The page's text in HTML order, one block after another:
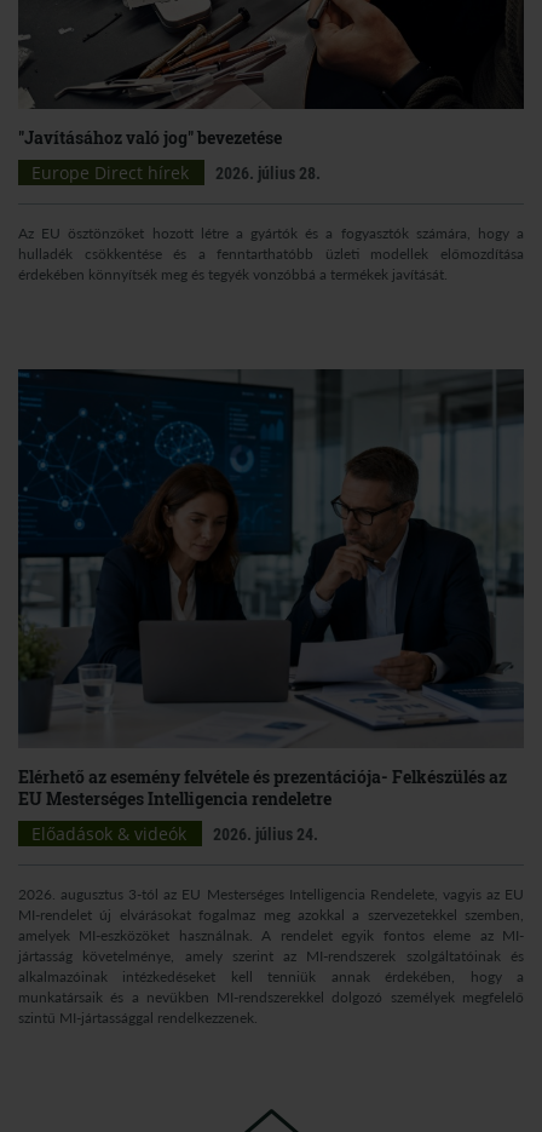
"Javításához való jog" bevezetése
Europe Direct hírek
2026. július 28.
Az EU ösztönzőket hozott létre a gyártók és a fogyasztók számára, hogy a
hulladék csökkentése és a fenntarthatóbb üzleti modellek előmozdítása
érdekében könnyítsék meg és tegyék vonzóbbá a termékek javítását.
Elérhető az esemény felvétele és prezentációja- Felkészülés az
EU Mesterséges Intelligencia rendeletre
Előadások & videók
2026. július 24.
2026. augusztus 3-tól az EU Mesterséges Intelligencia Rendelete, vagyis az EU
MI-rendelet új elvárásokat fogalmaz meg azokkal a szervezetekkel szemben,
amelyek MI-eszközöket használnak. A rendelet egyik fontos eleme az MI-
jártasság követelménye, amely szerint az MI-rendszerek szolgáltatóinak és
alkalmazóinak intézkedéseket kell tenniük annak érdekében, hogy a
munkatársaik és a nevükben MI-rendszerekkel dolgozó személyek megfelelő
szintű MI-jártassággal rendelkezzenek.